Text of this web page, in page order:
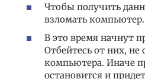
Чтобы получить
взломать компьютер.
В это время начнут
Отбейтесь от них, не
компьютера. Иначе
остановится и